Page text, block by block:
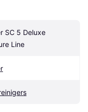
SC 5 Deluxe
Line